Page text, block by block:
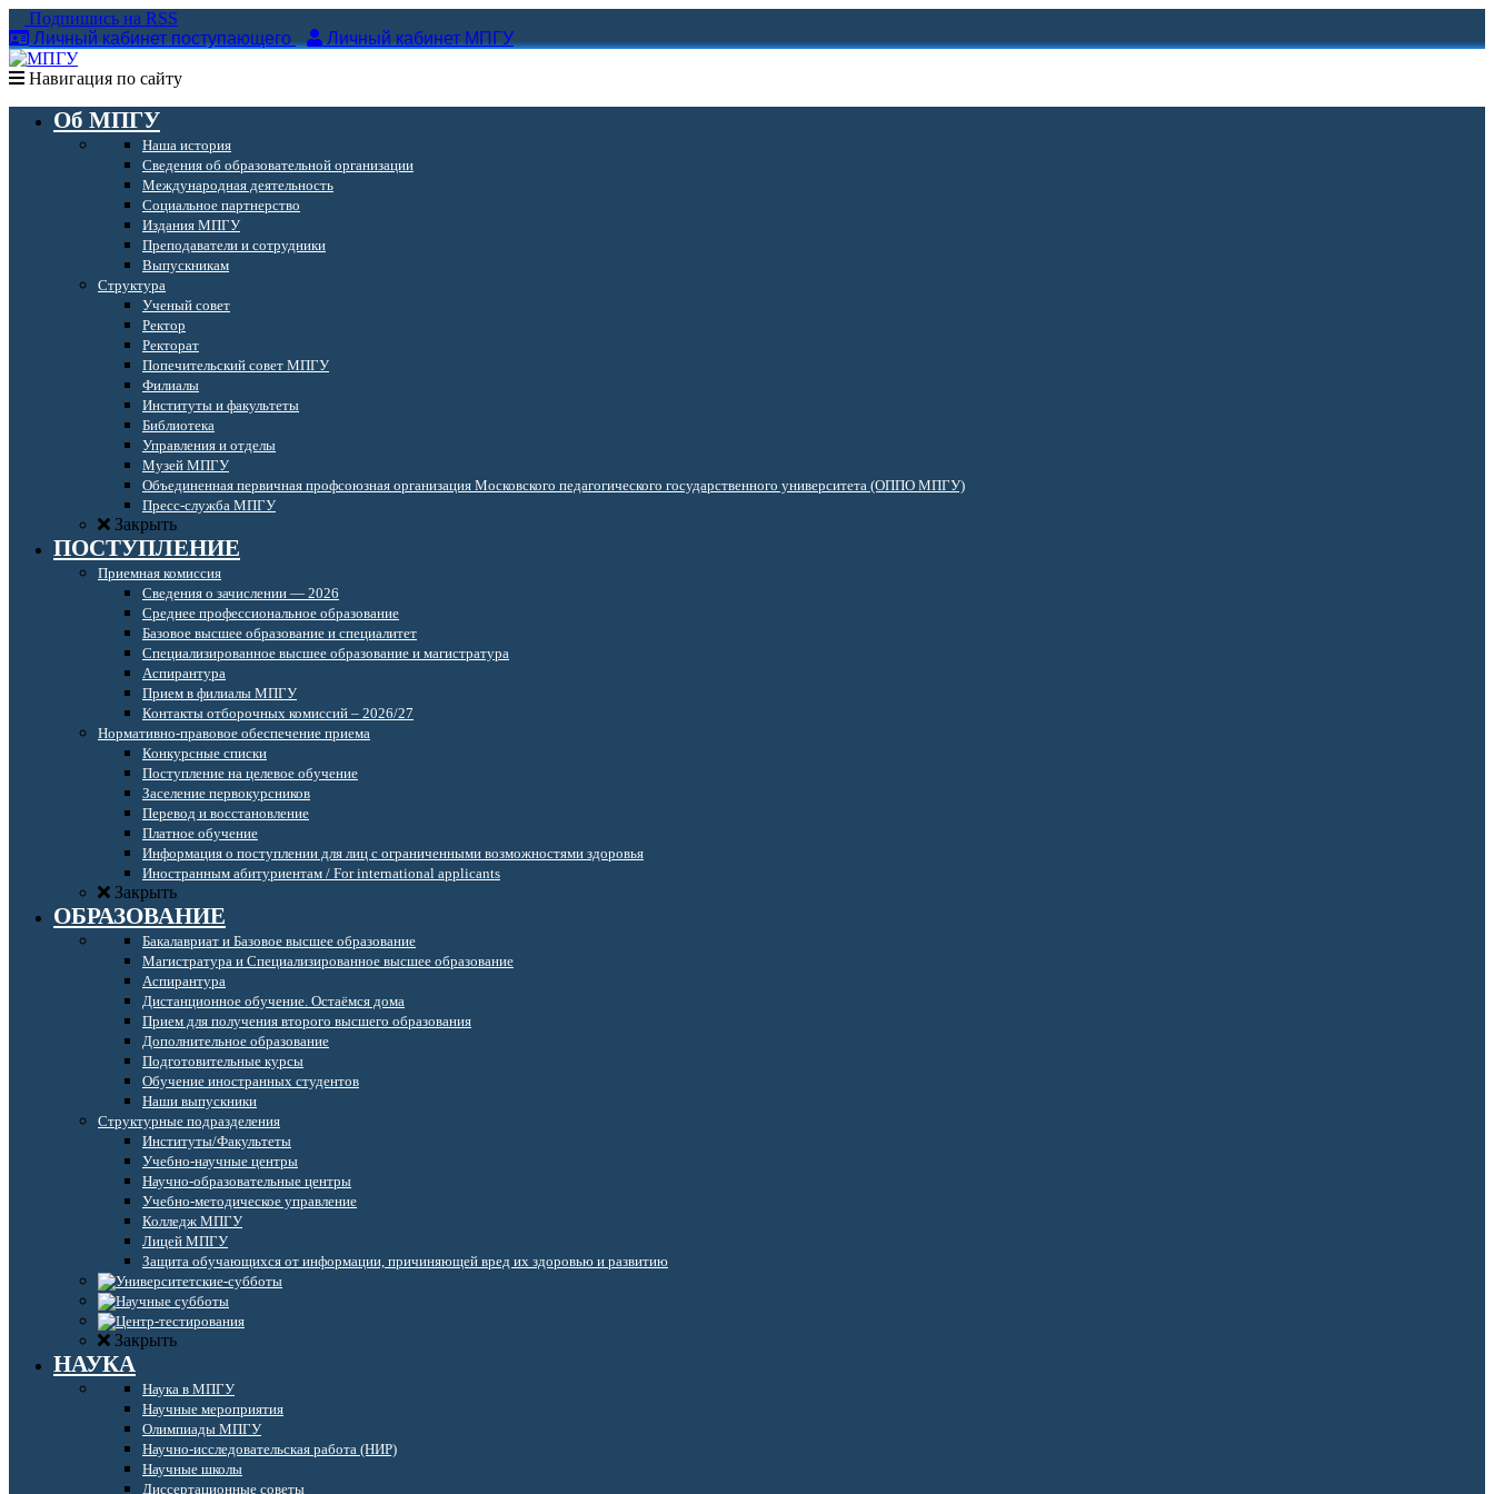
Подпишись на RSS
Личный кабинет поступающего
Личный кабинет МПГУ
Навигация по сайту
Об МПГУ
Наша история
Сведения об образовательной организации
Международная деятельность
Социальное партнерство
Издания МПГУ
Преподаватели и сотрудники
Выпускникам
Структура
Ученый совет
Ректор
Ректорат
Попечительский совет МПГУ
Филиалы
Институты и факультеты
Библиотека
Управления и отделы
Музей МПГУ
Объединенная первичная профсоюзная организация Московского педагогического государственного университета (ОППО МПГУ)
Пресс-служба МПГУ
Закрыть
ПОСТУПЛЕНИЕ
Приемная комиссия
Сведения о зачислении — 2026
Среднее профессиональное образование
Базовое высшее образование и специалитет
Специализированное высшее образование и магистратура
Аспирантура
Прием в филиалы МПГУ
Контакты отборочных комиссий – 2026/27
Нормативно-правовое обеспечение приема
Конкурсные списки
Поступление на целевое обучение
Заселение первокурсников
Перевод и восстановление
Платное обучение
Информация о поступлении для лиц с ограниченными возможностями здоровья
Иностранным абитуриентам / For international applicants
Закрыть
ОБРАЗОВАНИЕ
Бакалавриат и Базовое высшее образование
Магистратура и Специализированное высшее образование
Аспирантура
Дистанционное обучение. Остаёмся дома
Прием для получения второго высшего образования
Дополнительное образование
Подготовительные курсы
Обучение иностранных студентов
Наши выпускники
Структурные подразделения
Институты/Факультеты
Учебно-научные центры
Научно-образовательные центры
Учебно-методическое управление
Колледж МПГУ
Лицей МПГУ
Защита обучающихся от информации, причиняющей вред их здоровью и развитию
Закрыть
НАУКА
Наука в МПГУ
Научные мероприятия
Олимпиады МПГУ
Научно-исследовательская работа (НИР)
Научные школы
Диссертационные советы